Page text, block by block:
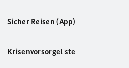
Sicher Reisen (App)
Krisenvorsorgeliste